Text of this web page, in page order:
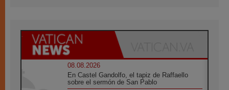
08.08.2026
En Castel Gandolfo, el tapiz de Raffaello
sobre el sermón de San Pablo